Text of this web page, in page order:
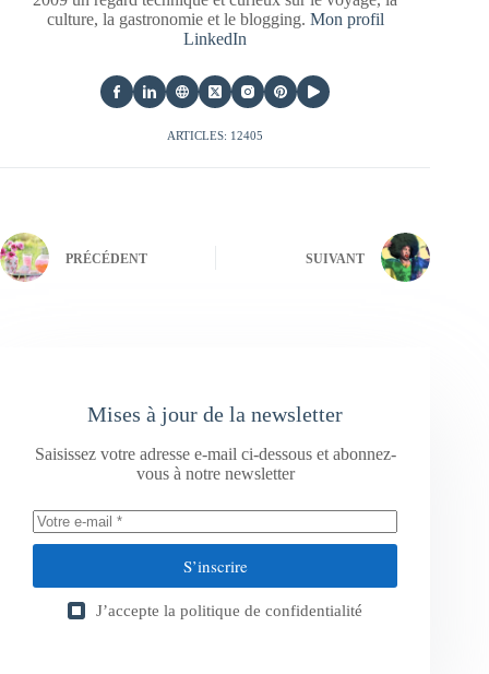
culture, la gastronomie et le blogging. Mon profil
LinkedIn
ARTICLES: 12405
PRÉCÉDENT SUIVANT
Mises à jour de la newsletter
Saisissez votre adresse e-mail ci-dessous et abonnez-
vous à notre newsletter
S’inscrire
J’accepte la politique de confidentialité